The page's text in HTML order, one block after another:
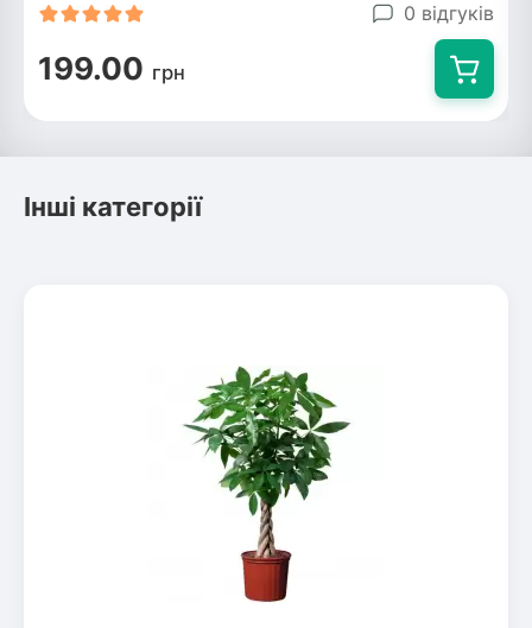
0 відгуків
199.00 грн
Інші категорії